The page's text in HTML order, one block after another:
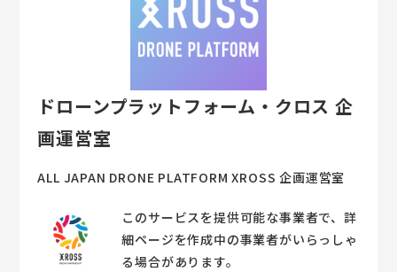
とテストフライトの実施 高度なシミュ
レーションと解析ツールを使用した設計
最適化 【安全性と信頼性の確保】 最新
全運行 冗長性を持たせたシステム設計
ネルギー効率の高い推進システムの採用
持続可能なモビリティソリューションの
提供 【市場導入と商業化支援】 市場ニ
ーズに合わせた製品開発と改良 商業化
ドローンプラットフォーム・クロス 企
画運営室
ALL JAPAN DRONE PLATFORM XROSS 企画運営室
このサービスを提供可能な事業者で、詳
細ページを作成中の事業者がいらっしゃ
る場合があります。